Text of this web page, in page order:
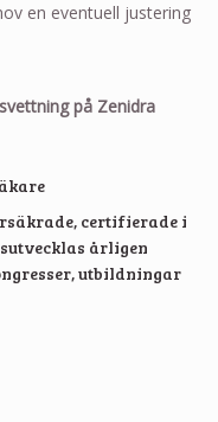
en eventuell justering
på Zenidra
certifierade i
årligen
utbildningar